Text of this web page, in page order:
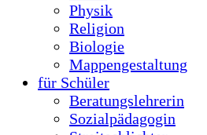
Physik
Religion
Biologie
Mappengestaltung
für Schüler
Beratungslehrerin
Sozialpädagogin